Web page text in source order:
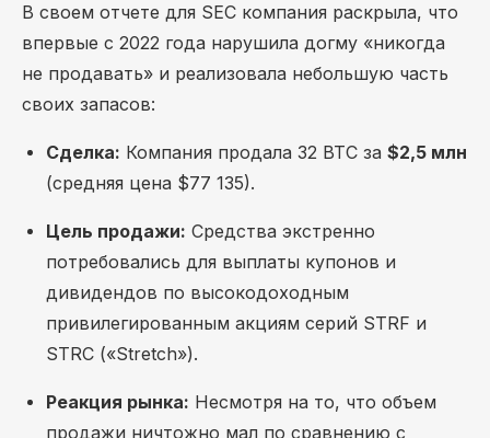
В своем отчете для SEC компания раскрыла, что
впервые с 2022 года нарушила догму «никогда
не продавать» и реализовала небольшую часть
своих запасов:
Сделка: Компания продала 32 BTC за $2,5 млн
(средняя цена $77 135).
Цель продажи: Средства экстренно
потребовались для выплаты купонов и
дивидендов по высокодоходным
привилегированным акциям серий STRF и
STRC («Stretch»).
Реакция рынка: Несмотря на то, что объем
продажи ничтожно мал по сравнению с